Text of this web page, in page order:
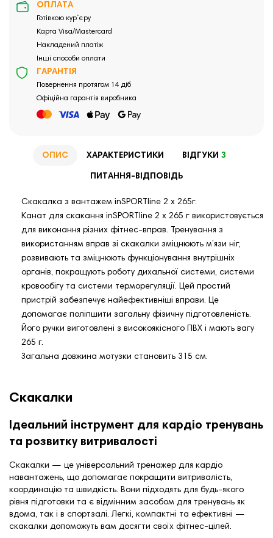
ОПЛАТА
Готівкою кур`єру
Карта Visa/Mastercard
Накладений платіж
Інші способи оплати
ГАРАНТІЯ
Повернення протягом 14 діб
Офіційна гарантія виробника
ОПИС ХАРАКТЕРИСТИКИ ВІДГУКИ 3
ПИТАННЯ-ВІДПОВІДЬ
Скакалка з вантажем inSPORTline 2 x 265г.
Канат для скакання inSPORTline 2 x 265 г використовується
для виконання різних фітнес-вправ. Тренування з
використанням вправ зі скакалки зміцнюють м’язи ніг,
розвивають та зміцнюють функціонування внутрішніх
органів, покращують роботу дихальної системи, системи
кровообігу та системи терморегуляції. Цей простий
пристрій забезпечує найефективніші вправи. Це
допомагає поліпшити загальну фізичну підготовленість.
Його ручки виготовлені з високоякісного ПВХ і мають вагу
265 г.
Загальна довжина мотузки становить 315 см.
Скакалки
Ідеальний інструмент для кардіо тренувань
та розвитку витривалості
Скакалки — це універсальний тренажер для кардіо
навантажень, що допомагає покращити витривалість,
координацію та швидкість. Вони підходять для будь-якого
рівня підготовки та є відмінним засобом для тренувань як
вдома, так і в спортзалі. Легкі, компактні та ефективні —
скакалки допоможуть вам досягти своїх фітнес-цілей.